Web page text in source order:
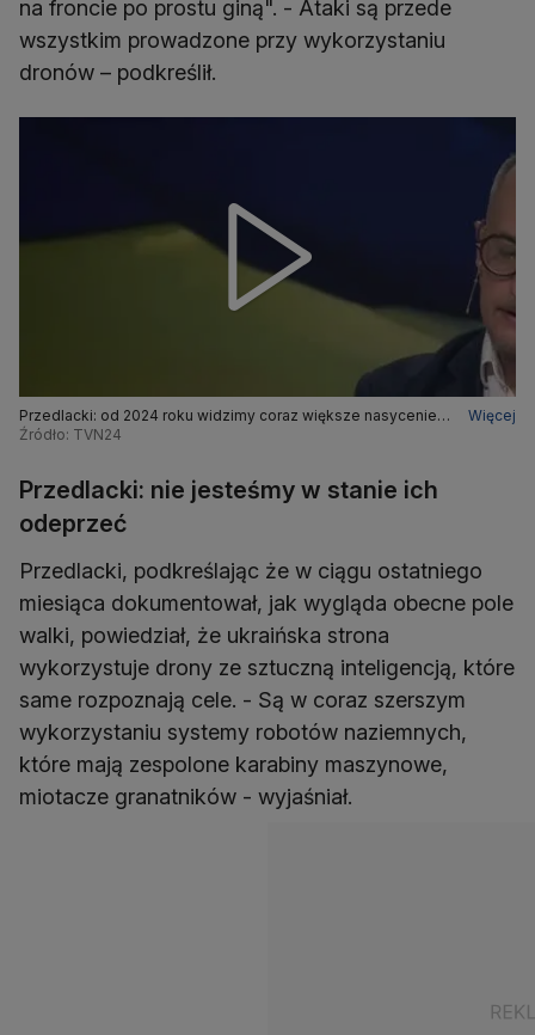
na froncie po prostu giną". - Ataki są przede
wszystkim prowadzone przy wykorzystaniu
dronów – podkreślił.
Przedlacki: od 2024 roku widzimy coraz większe nasycenie
wykorzystania dronów
Więcej
Źródło: TVN24
Przedlacki: nie jesteśmy w stanie ich
odeprzeć
Przedlacki, podkreślając że w ciągu ostatniego
miesiąca dokumentował, jak wygląda obecne pole
walki, powiedział, że ukraińska strona
wykorzystuje drony ze sztuczną inteligencją, które
same rozpoznają cele. - Są w coraz szerszym
wykorzystaniu systemy robotów naziemnych,
które mają zespolone karabiny maszynowe,
miotacze granatników - wyjaśniał.